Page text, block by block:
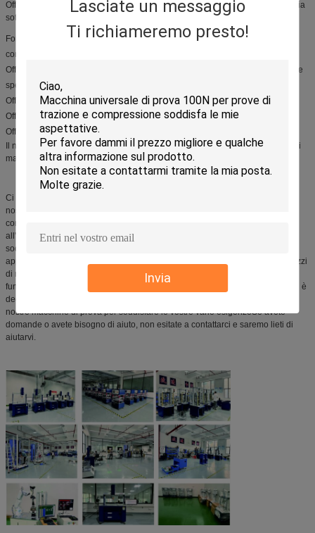
Lasciate un messaggio
Ti richiameremo presto!
Invia
Offriamo una gamma completa di servizi per garantire che il vostro prodotto sia
sottoposto a rigorosi test e controlli di qualità.
Forniamo consulenza e assistenza tecnica, dalla richiesta iniziale alla
consegna del prodotto.
Offriamo una varietà di servizi personalizzati per soddisfare le vostre esigenze
specifiche.
Offriamo servizi di installazione e installazione.
Offriamo servizi di formazione e manutenzione.
Offriamo servizi di fornitura di pezzi di ricambio e consumabili.
Il nostro team di specialisti è dedicato a fornire il supporto tecnico e i servizi di
massima qualità per le nostre macchine di prova.
Ci concentriamo sulla fornitura di un eccellente supporto tecnico e servizio ai
nostri clienti per garantire che i vostri prodotti siano sottoposti a rigorosi test e
controllo di qualità.dalla consulenza tecnica iniziale e assistenza
all'installazioneOffriamo anche una varietà di servizi personalizzati per
soddisfare le vostre esigenze specifiche e garantire che le vostre
apparecchiature possano ottenere le migliori prestazioni.Inoltre, forniamo pezzi
di ricambio e servizi di fornitura di materiali di consumo per garantire il
funzionamento continuo delle vostre apparecchiature.Il nostro team di esperti è
dedicato a fornire il supporto tecnico e il servizio di massima qualità per le
nostre macchine di prova per soddisfare le vostre varie esigenzeSe avete
domande o avete bisogno di aiuto, non esitate a contattarci e saremo lieti di
aiutarvi.